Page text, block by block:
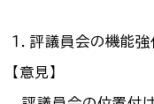
１．評議員会の機能
【意見】